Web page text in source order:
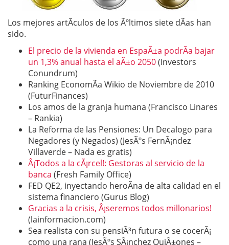
Los mejores artÃ­culos de los Ãºltimos siete dÃ­as han
sido.
El precio de la vivienda en EspaÃ±a podrÃ­a bajar
un 1,3% anual hasta el aÃ±o 2050(Investors
Conundrum)
Ranking EconomÃ­a Wikio de Noviembre de 2010
(FuturFinances)
Los amos de la granja humana (Francisco Linares
– Rankia)
La Reforma de las Pensiones: Un Decalogo para
Negadores (y Negados) (JesÃºs FernÃ¡ndez
Villaverde – Nada es gratis)
Â¡Todos a la cÃ¡rcel!: Gestoras al servicio de la
banca (Fresh Family Office)
FED QE2, inyectando heroÃ­na de alta calidad en el
sistema financiero (Gurus Blog)
Gracias a la crisis, Â¡seremos todos millonarios!
(lainformacion.com)
Sea realista con su pensiÃ³n futura o se cocerÃ¡
como una rana (JesÃºs SÃ¡nchez QuiÃ±ones –